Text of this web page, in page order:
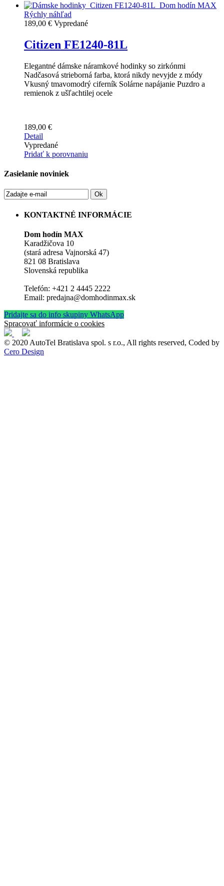
Rýchly náhľad
189,00 € Vypredané
Citizen FE1240-81L
Elegantné dámske náramkové hodinky so zirkónmi
Nadčasová strieborná farba, ktorá nikdy nevyjde z módy
Vkusný tmavomodrý ciferník Solárne napájanie Puzdro a
remienok z ušľachtilej ocele
189,00 €
Detail
Vypredané
Pridať k porovnaniu
Zasielanie noviniek
Ok
KONTAKTNÉ INFORMÁCIE
Dom hodín MAX
Karadžičova 10
(stará adresa Vajnorská 47)
821 08 Bratislava
Slovenská republika
Telefón: +421 2 4445 2222
Email: predajna@domhodinmax.sk
Pridajte sa do info skupiny WhatsApp
Spracovať informácie o cookies
© 2020 AutoTel Bratislava spol. s r.o., All rights reserved, Coded by
Cero Design